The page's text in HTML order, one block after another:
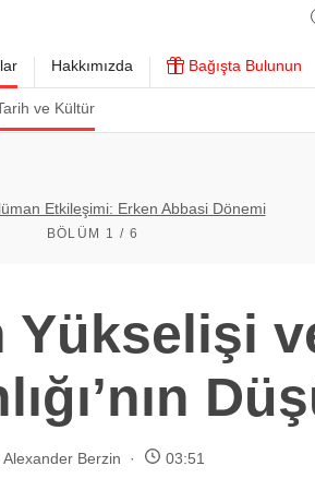
ve Kültür
Hakkımızda Bağışta Bulunun
Etkileşimi: Erken Abbasi Dönemi
BÖLÜM 1 / 6
Alexander Berzin 03:51